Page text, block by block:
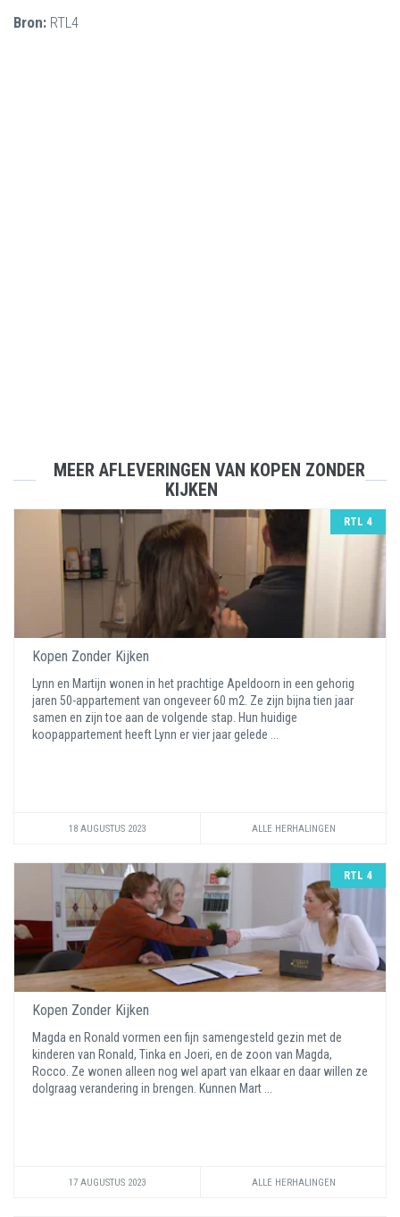
Bron: RTL4
MEER AFLEVERINGEN VAN KOPEN ZONDER
KIJKEN
RTL 4
Kopen Zonder Kijken
Lynn en Martijn wonen in het prachtige Apeldoorn in een gehorig
jaren 50-appartement van ongeveer 60 m2. Ze zijn bijna tien jaar
samen en zijn toe aan de volgende stap. Hun huidige
koopappartement heeft Lynn er vier jaar gelede ...
18 AUGUSTUS 2023 ALLE HERHALINGEN
RTL 4
Kopen Zonder Kijken
Magda en Ronald vormen een fijn samengesteld gezin met de
kinderen van Ronald, Tinka en Joeri, en de zoon van Magda,
Rocco. Ze wonen alleen nog wel apart van elkaar en daar willen ze
dolgraag verandering in brengen. Kunnen Mart ...
17 AUGUSTUS 2023 ALLE HERHALINGEN